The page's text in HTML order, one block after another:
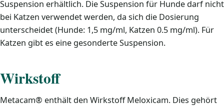
Suspension erhältlich. Die Suspension für Hunde darf nicht
bei Katzen verwendet werden, da sich die Dosierung
unterscheidet (Hunde: 1,5 mg/ml, Katzen 0.5 mg/ml). Für
Katzen gibt es eine gesonderte Suspension.
Wirkstoff
Metacam® enthält den Wirkstoff Meloxicam. Dies gehört